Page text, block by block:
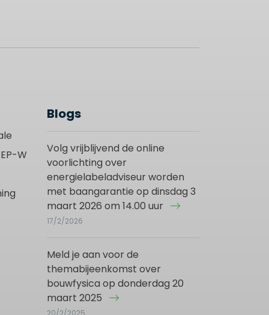
W
Blogs
Volg vrijblijvend de online
voorlichting over
energielabeladviseur worden
met baangarantie op dinsdag 3
maart 2026 om 14.00 uur
17/2/2026
Meld je aan voor de
themabijeenkomst over
bouwfysica op donderdag 20
maart 2025
20/2/2025